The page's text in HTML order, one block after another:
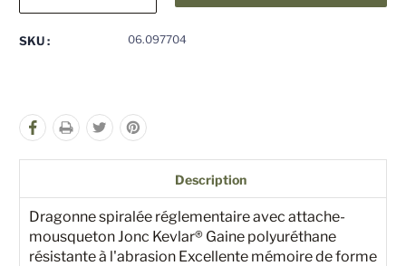
SKU : 06.097704
Description
Dragonne spiralée réglementaire avec attache-
mousqueton Jonc Kevlar® Gaine polyuréthane
résistante à l'abrasion Excellente mémoire de forme